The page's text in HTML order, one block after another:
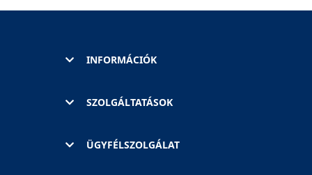
INFORMÁCIÓK
SZOLGÁLTATÁSOK
ÜGYFÉLSZOLGÁLAT